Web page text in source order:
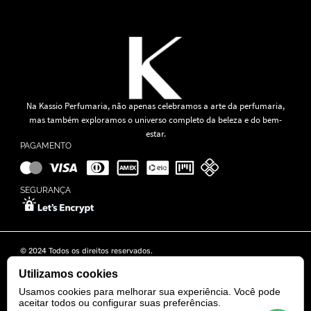
Na Kassio Perfumaria, não apenas celebramos a arte da perfumaria,
mas também exploramos o universo completo da beleza e do bem-
estar.
PAGAMENTO
SEGURANÇA
© 2024 Todos os direitos reservados.
Rua Tapajós n° 481- Edifício B&B Business - 7° Andar - Vila Brasília -
Utilizamos cookies
Usamos cookies para melhorar sua experiência. Você pode
aceitar todos ou configurar suas preferências.